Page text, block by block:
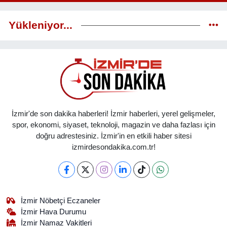
Yükleniyor...
İzmir'de son dakika haberleri! İzmir haberleri, yerel gelişmeler,
spor, ekonomi, siyaset, teknoloji, magazin ve daha fazlası için
doğru adrestesiniz. İzmir'in en etkili haber sitesi
izmirdesondakika.com.tr!
İzmir Nöbetçi Eczaneler
İzmir Hava Durumu
İzmir Namaz Vakitleri